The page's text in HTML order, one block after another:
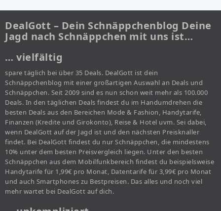
DealGott – Dein Schnäppchenblog Deine
Jagd nach Schnäppchen mit uns ist…
… vielfältig
spare täglich bei über 35 Deals. DealGott ist dein
Schnäppchenblog mit einer großartigen Auswahl an Deals und
Schnäppchen. Seit 2009 sind es nun schon weit mehr als 100.000
Deals. In den täglichen Deals findest du im Handumdrehen die
besten Deals aus den Bereichen Mode & Fashion, Handytarife,
Finanzen (Kredite und Girokonto), Reise & Hotel uvm. Sei dabei,
wenn DealGott auf der Jagd ist und den nächsten Preisknaller
findet. Bei DealGott findest du nur Schnäppchen, die mindestens
10% unter dem besten Preisvergleich liegen. Unter den besten
Schnäppchen aus dem Mobilfunkbereich findest du beispielsweise
Handytarife für 1,99€ pro Monat, Datentarife für 3,99€ pro Monat
und auch Smartphones zu Bestpreisen. Das alles und noch viel
mehr wartet bei DealGott auf dich.